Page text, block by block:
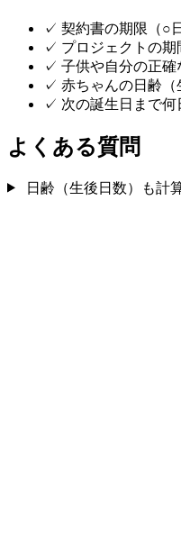
✓ 契約書の期限（○
✓ プロジェクトの
✓ 子供や自分の正
✓ 赤ちゃんの日齢
✓ 次の誕生日まで何
よくある質問
日齢（生後日数）も計